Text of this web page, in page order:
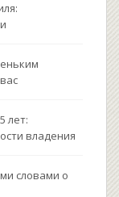
лет:
владения
словами о